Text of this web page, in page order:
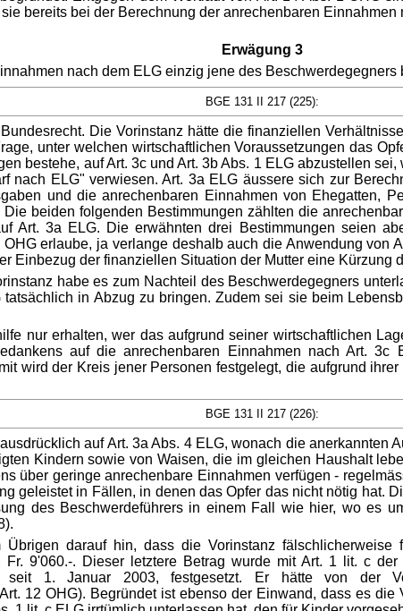
bereits bei der Berechnung der anrechenbaren
Erwägung 3
nach dem ELG einzig jene des Beschwerdegegners
BGE 131 II 217 (225):
Die Vorinstanz hätte die finanziellen
unter welchen wirtschaftlichen Voraussetzungen das
bestehe, auf Art. 3c und Art. 3b Abs. 1 ELG abzustellen
nach ELG" verwiesen. Art. 3a ELG äussere sich zur
und die anrechenbaren Einnahmen von Ehegatten,
beiden folgenden Bestimmungen zählten die
Art. 3a ELG. Die erwähnten drei Bestimmungen seien
erlaube, ja verlange deshalb auch die Anwendung von
Einbezug der finanziellen Situation der Mutter eine
habe es zum Nachteil des Beschwerdegegners
in Abzug zu bringen. Zudem sei sie beim
nur erhalten, wer das aufgrund seiner wirtschaftlichen
auf die anrechenbaren Einnahmen nach Art.
wird der Kreis jener Personen festgelegt, die aufgrund
BGE 131 II 217 (226):
auf Art. 3a Abs. 4 ELG, wonach die anerkannten
Kindern sowie von Waisen, die im gleichen Haushalt
über geringe anrechenbare Einnahmen verfügen -
geleistet in Fällen, in denen das Opfer das nicht nötig hat.
des Beschwerdeführers in einem Fall wie hier, wo es
darauf hin, dass die Vorinstanz
9'060.-. Dieser letztere Betrag wurde mit Art. 1 lit. c
seit 1. Januar 2003, festgesetzt. Er hätte von der
12 OHG). Begründet ist ebenso der Einwand, dass es